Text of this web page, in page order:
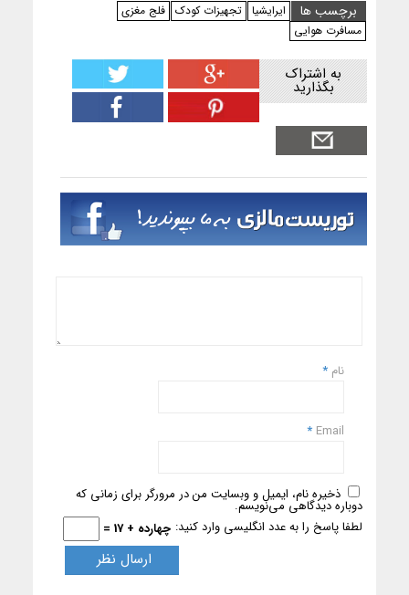
برچسب ها
ایرایشیا تجهیزات کودک فلج مغزی
مسافرت هوایی
به اشتراک
بگذارید
نام *
Email
*
ذخیره نام، ایمیل و وبسایت من در مرورگر برای زمانی که
دوباره دیدگاهی می‌نویسم.
لطفا پاسخ را به عدد انگلیسی وارد کنید: چهارده + 17 =